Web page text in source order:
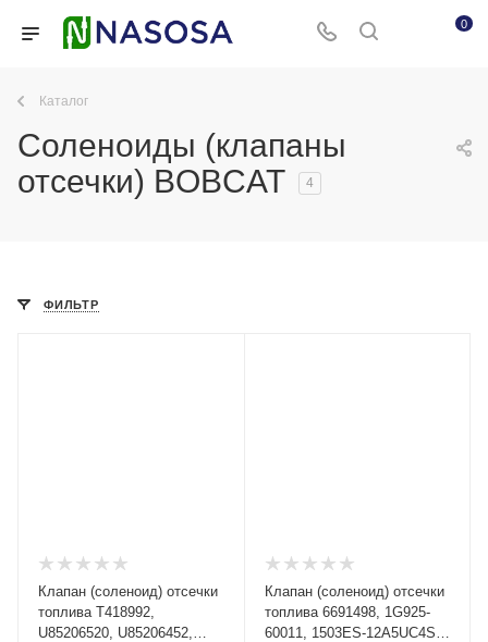
0
Каталог
Соленоиды (клапаны
отсечки) BOBCAT
4
ФИЛЬТР
Клапан (соленоид) отсечки
топлива T418992,
U85206520, U85206452,
Клапан (соленоид) отсечки
топлива 6691498, 1G925-
60011, 1503ES-12A5UC4S